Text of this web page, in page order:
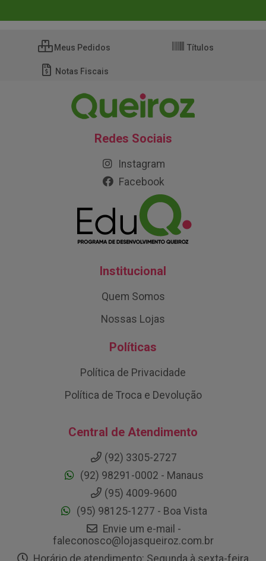
Meus Pedidos Títulos
Notas Fiscais
Redes Sociais
Instagram
Facebook
Institucional
Quem Somos
Nossas Lojas
Políticas
Política de Privacidade
Política de Troca e Devolução
Central de Atendimento
(92) 3305-2727
(92) 98291-0002 - Manaus
(95) 4009-9600
(95) 98125-1277 - Boa Vista
Envie um e-mail -
faleconosco@lojasqueiroz.com.br
Horário de atendimento: Segunda à sexta-feira,